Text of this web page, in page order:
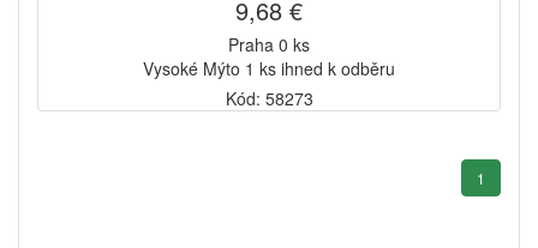
9,68 €
Praha 0 ks
Vysoké Mýto 1 ks ihned k odběru
Kód: 58273
1